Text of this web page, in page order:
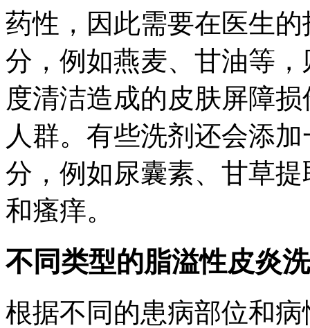
药性，因此需要在医生
分，例如燕麦、甘油等
度清洁造成的皮肤屏障
人群。有些洗剂还会添
分，例如尿囊素、甘草
和瘙痒。
不同类型的脂溢性皮炎
根据不同的患病部位和